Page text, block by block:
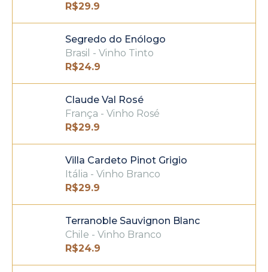
R$29.9
Segredo do Enólogo
Brasil - Vinho Tinto
R$24.9
Claude Val Rosé
França - Vinho Rosé
R$29.9
Villa Cardeto Pinot Grigio
Itália - Vinho Branco
R$29.9
Terranoble Sauvignon Blanc
Chile - Vinho Branco
R$24.9